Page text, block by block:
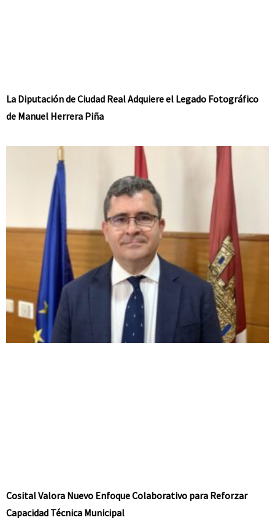
La Diputación de Ciudad Real Adquiere el Legado Fotográfico
de Manuel Herrera Piña
Cosital Valora Nuevo Enfoque Colaborativo para Reforzar
Capacidad Técnica Municipal